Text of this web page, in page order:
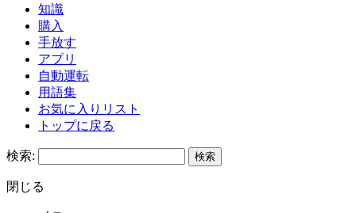
知識
購入
手放す
アプリ
自動運転
用語集
お気に入りリスト
トップに戻る
検索:
閉じる